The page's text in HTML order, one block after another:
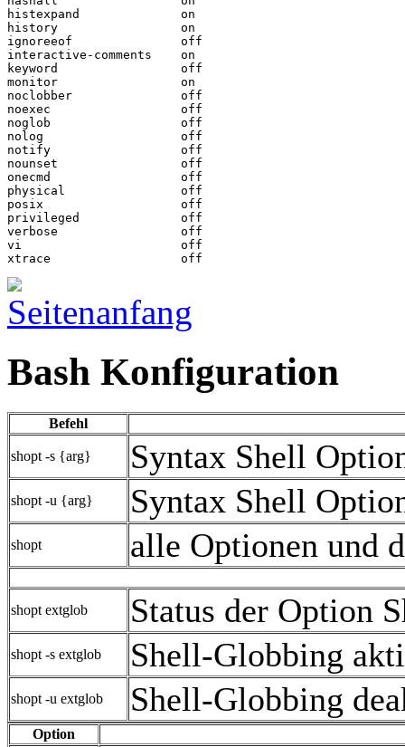
histexpand		on
history			on
ignoreeof		off
interactive-comments	on
keyword			off
monitor			on
noclobber		off
noexec			off
noglob			off
nolog			off
notify			off
nounset			off
onecmd			off
physical		off
posix			off
privileged		off
verbose			off
vi			off
Bash Konfiguration
Befehl
shopt -s {arg} Syntax Shell
shopt -u {arg} Syntax Shell
shopt alle Optionen und
shopt extglob Status der Option
shopt -s extglob Shell-Globbing
shopt -u extglob Shell-Globbing
Option